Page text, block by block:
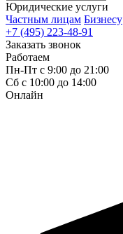
Юридические услуги
Частным лицам Бизнесу
+7 (495) 223-48-91
Заказать звонок
Работаем
Пн-Пт с 9:00 до 21:00
Сб с 10:00 до 14:00
Онлайн